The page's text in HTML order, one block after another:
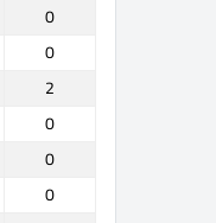
0
0
2
0
0
0